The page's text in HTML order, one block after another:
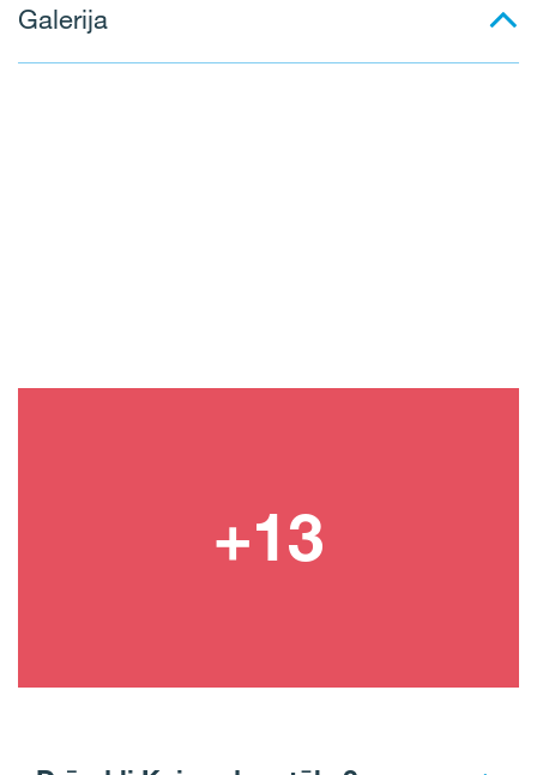
Galerija